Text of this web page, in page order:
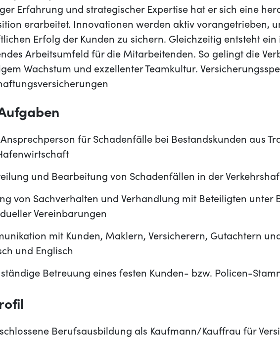
Erfahrung und strategischer Expertise hat er sich eine
erarbeitet. Innovationen werden aktiv vorangetrieben,
Erfolg der Kunden zu sichern. Gleichzeitig entsteht
Arbeitsumfeld für die Mitarbeitenden. So gelingt die
Wachstum und exzellenter Teamkultur.
Ansprechperson für Schadenfälle bei Bestandskunden aus
und Bearbeitung von Schadenfällen in der
von Sachverhalten und Verhandlung mit Beteiligten unter
Vereinbarungen
mit Kunden, Maklern, Versicherern, Gutachtern
und Englisch
Betreuung eines festen Kunden- bzw. Policen-
Berufsausbildung als Kaufmann/Kauffrau für